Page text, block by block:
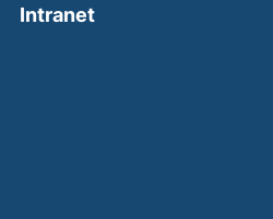
Intranet(external link,